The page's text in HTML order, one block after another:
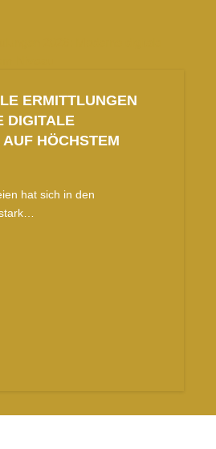
ERMITTLUNGEN
DIGITALE
HÖCHSTEM
hat sich in den